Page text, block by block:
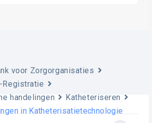
voor Zorgorganisaties
Registratie
handelingen
Katheteriseren
in Katheterisatietechnologie